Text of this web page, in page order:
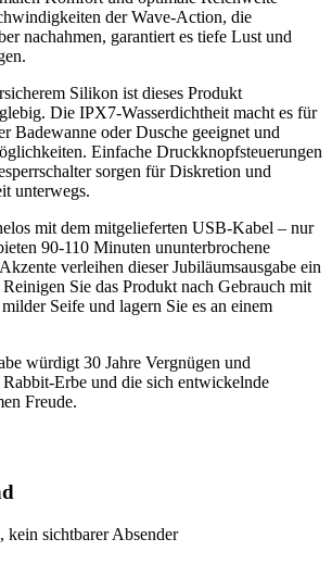
der Wave-Action, die
nachahmen, garantiert es tiefe Lust und
Silikon ist dieses Produkt
Die IPX7-Wasserdichtheit macht es für
Badewanne oder Dusche geeignet und
Einfache Druckknopfsteuerungen
sorgen für Diskretion und
unterwegs.
mit dem mitgelieferten USB-Kabel – nur
90-110 Minuten ununterbrochene
verleihen dieser Jubiläumsausgabe ein
Sie das Produkt nach Gebrauch mit
Seife und lagern Sie es an einem
würdigt 30 Jahre Vergnügen und
Erbe und die sich entwickelnde
Freude.
kein sichtbarer Absender